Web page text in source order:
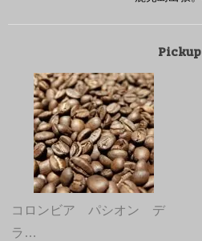
Pickup
コロンビア パシオン デ
ラ…